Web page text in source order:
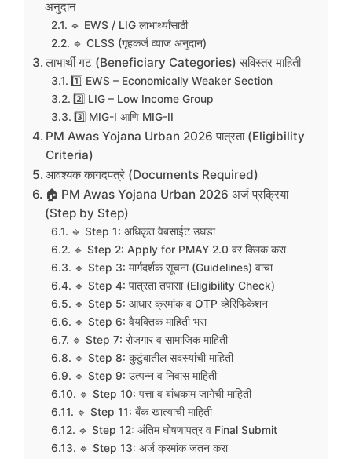
अनुदान
🔹 EWS / LIG लाभार्थ्यांसाठी
🔹 CLSS (गृहकर्ज व्याज अनुदान)
लाभार्थी गट (Beneficiary Categories) सविस्तर माहिती
1️⃣ EWS – Economically Weaker Section
2️⃣ LIG – Low Income Group
3️⃣ MIG-I आणि MIG-II
PM Awas Yojana Urban 2026 पात्रता (Eligibility
Criteria)
आवश्यक कागदपत्रे (Documents Required)
🏠 PM Awas Yojana Urban 2026 अर्ज प्रक्रिया
(Step by Step)
🔹 Step 1: अधिकृत वेबसाईट उघडा
🔹 Step 2: Apply for PMAY 2.0 वर क्लिक करा
🔹 Step 3: मार्गदर्शक सूचना (Guidelines) वाचा
🔹 Step 4: पात्रता तपासा (Eligibility Check)
🔹 Step 5: आधार क्रमांक व OTP व्हेरिफिकेशन
🔹 Step 6: वैयक्तिक माहिती भरा
🔹 Step 7: रोजगार व सामाजिक माहिती
🔹 Step 8: कुटुंबातील सदस्यांची माहिती
🔹 Step 9: उत्पन्न व निवास माहिती
🔹 Step 10: पत्ता व बांधकाम जागेची माहिती
🔹 Step 11: बँक खात्याची माहिती
🔹 Step 12: अंतिम घोषणापत्र व Final Submit
🔹 Step 13: अर्ज क्रमांक जतन करा